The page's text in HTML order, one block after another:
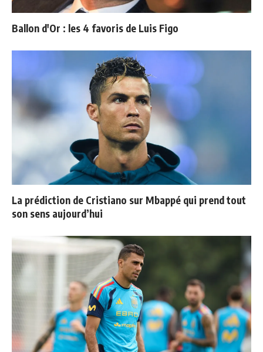
Ballon d'Or : les 4 favoris de Luis Figo
La prédiction de Cristiano sur Mbappé qui prend tout
son sens aujourd’hui